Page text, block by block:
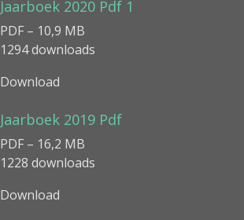
Jaarboek 2020 Pdf 1
PDF – 10,9 MB
1294 downloads
Download
Jaarboek 2019 Pdf
PDF – 16,2 MB
1228 downloads
Download